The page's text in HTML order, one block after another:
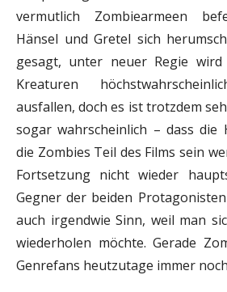
vermutlich Zombiearmeen
Hänsel und Gretel sich
gesagt, unter neuer Regie
Kreaturen
ausfallen, doch es ist trotzdem
sogar wahrscheinlich – dass die
die Zombies Teil des Films sein
Fortsetzung nicht wieder
Gegner der beiden
auch irgendwie Sinn, weil man
wiederholen möchte. Gerade
Genrefans heutzutage immer